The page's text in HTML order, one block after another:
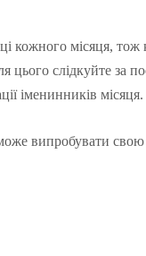
кожного місяця,
цього слідкуйте за
іменинників місяця.
випробувати